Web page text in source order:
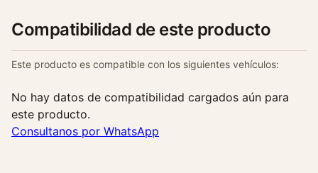
Compatibilidad de este producto
Este producto es compatible con los siguientes vehículos:
No hay datos de compatibilidad cargados aún para
este producto.
Consultanos por WhatsApp